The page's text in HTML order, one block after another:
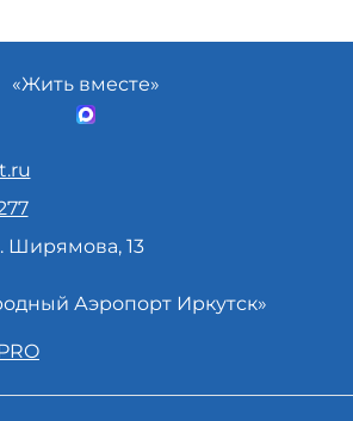
«Жить вместе»
Ширямова, 13
Аэропорт Иркутск»